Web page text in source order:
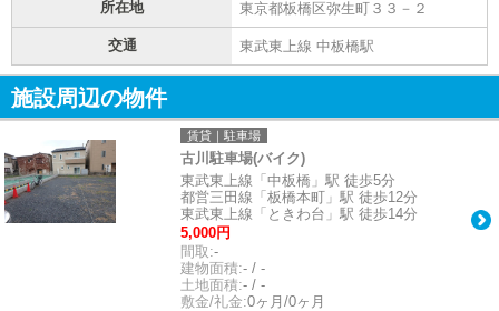
所在地 東京都板橋区弥生町３３－２
交通 東武東上線 中板橋駅
施設周辺の物件
賃貸｜駐車場
古川駐車場(バイク)
東武東上線「中板橋」駅 徒歩5分
都営三田線「板橋本町」駅 徒歩12分
東武東上線「ときわ台」駅 徒歩14分
5,000円
間取:-
建物面積:- / -
土地面積:- / -
敷金/礼金:0ヶ月/0ヶ月